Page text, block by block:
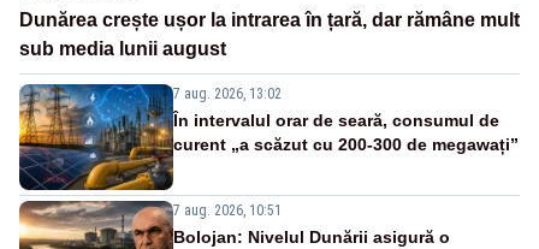
Dunărea crește ușor la intrarea în țară, dar rămâne mult
sub media lunii august
7 aug. 2026, 13:02
În intervalul orar de seară, consumul de
curent „a scăzut cu 200-300 de megawați”
7 aug. 2026, 10:51
Bolojan: Nivelul Dunării asigură o